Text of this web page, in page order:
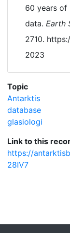
60 years of
data. Earth
2710.
2023
Topic
Antarktis
database
glasiologi
Link to this
https://
28IV7